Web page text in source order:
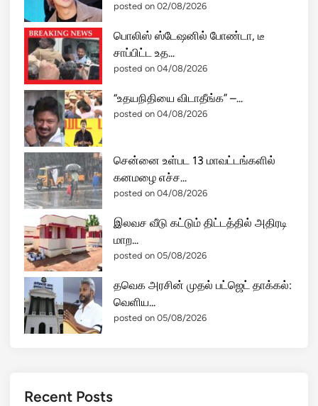
posted on 02/08/2026
பொலிஸ் ஸ்டேஷனில் போண்டா, டீ
சாப்பிட்ட உத...
posted on 04/08/2026
“உதயநிதியை விடாதீங்க” –...
posted on 04/08/2026
சென்னை உள்பட 13 மாவட்டங்களில்
கனமழை எச்ச...
posted on 04/08/2026
இலவச வீடு கட்டும் திட்டத்தில் அதிரடி
மாற...
posted on 05/08/2026
தவெக அரசின் முதல் பட்ஜெட் தாக்கல்:
வெளிய...
posted on 05/08/2026
Recent Posts